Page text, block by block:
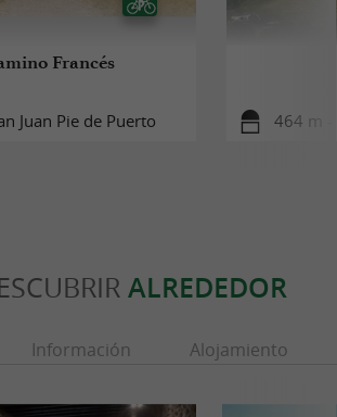
Francés
Juan Pie de Puerto 464 m -
ALREDEDOR
Información Alojamiento